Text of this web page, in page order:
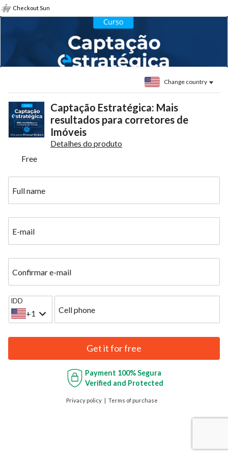
Checkout Sun
Change country
Captação Estratégica: Mais
resultados para corretores de
Imóveis
Detalhes do produto
Free
Full name
E-mail
Confirmar e-mail
IDD
+1 Cell phone
Get it for free
Payment 100% Segura
Verified and Protected
Privacy policy Terms of purchase